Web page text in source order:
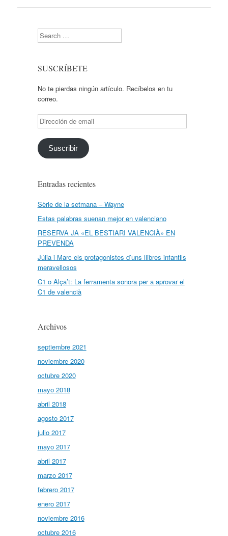
Search
SUSCRÍBETE
No te pierdas ningún artículo. Recíbelos en tu
correo.
Dirección
de
email
Suscribir
Entradas recientes
Sèrie de la setmana – Wayne
Estas palabras suenan mejor en valenciano
RESERVA JA «EL BESTIARI VALENCIÀ» EN
PREVENDA
Júlia i Marc els protagonistes d’uns llibres infantils
meravellosos
C1 o Alça’t: La ferramenta sonora per a aprovar el
C1 de valencià
Archivos
septiembre 2021
noviembre 2020
octubre 2020
mayo 2018
abril 2018
agosto 2017
julio 2017
mayo 2017
abril 2017
marzo 2017
febrero 2017
enero 2017
noviembre 2016
octubre 2016